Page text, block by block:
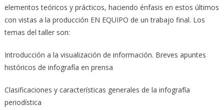
elementos teóricos y prácticos, haciendo énfasis en estos últimos
con vistas a la producción EN EQUIPO de un trabajo final. Los
temas del taller son:
Introducción a la visualización de información. Breves apuntes
históricos de infografía en prensa
Clasificaciones y características generales de la infografía
periodística